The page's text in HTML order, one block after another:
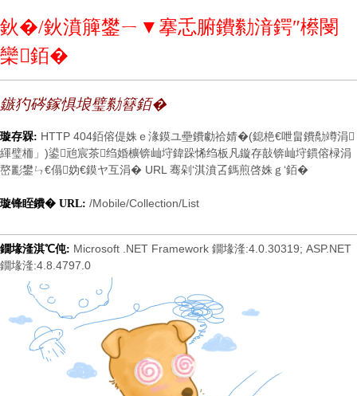
鈥�/鈥濆簲鐢ㄧ▼搴忎腑鐨勬湇鍔″櫒閿
欒銆�
鏃犳硶鎵惧埌璧勬簮銆�
璇存槑: HTTP 404銆傛偍姝ｅ湪鏌ユ壘鐨勮祫婧�(鎴栬€呭畠鐨勪竴涓
緷璧栭」)鍙兘宸茶绉婚櫎锛屾垨鍏跺悕绉板凡鏇存敼锛屾垨鏆傛椂涓
嶅彲鐢ㄣ€傝妫€鏌ヤ互涓� URL 骞剁‘淇濆叾鎷煎啓姝ｇ‘銆�
璇锋眰鐨� URL: /Mobile/Collection/List
鐗堟湰淇℃伅: Microsoft .NET Framework 鐗堟湰:4.0.30319; ASP.NET
鐗堟湰:4.8.4797.0